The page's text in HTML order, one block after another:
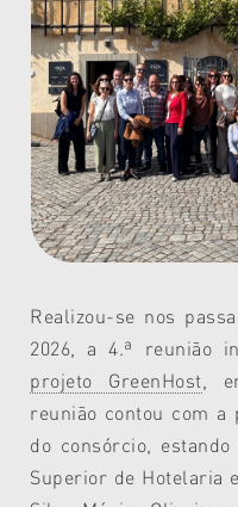
Realizou-se nos
2026, a 4.ª reunião
projeto GreenHost ,
reunião contou com a
do consórcio,
Superior de Hotelaria